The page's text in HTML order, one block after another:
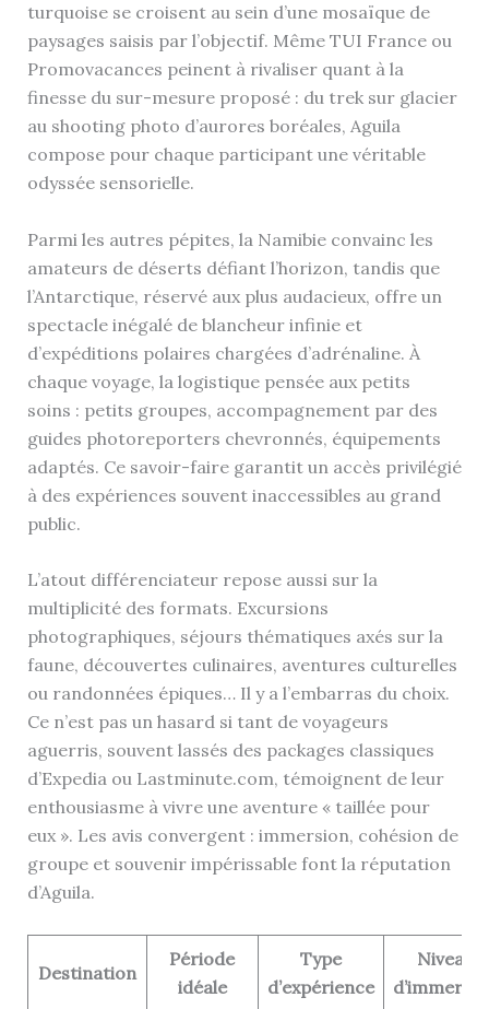
turquoise se croisent au sein d’une mosaïque de
paysages saisis par l’objectif. Même TUI France ou
Promovacances peinent à rivaliser quant à la
finesse du sur-mesure proposé : du trek sur glacier
au shooting photo d’aurores boréales, Aguila
compose pour chaque participant une véritable
odyssée sensorielle.
Parmi les autres pépites, la Namibie convainc les
amateurs de déserts défiant l’horizon, tandis que
l’Antarctique, réservé aux plus audacieux, offre un
spectacle inégalé de blancheur infinie et
d’expéditions polaires chargées d’adrénaline. À
chaque voyage, la logistique pensée aux petits
soins : petits groupes, accompagnement par des
guides photoreporters chevronnés, équipements
adaptés. Ce savoir-faire garantit un accès privilégié
à des expériences souvent inaccessibles au grand
public.
L’atout différenciateur repose aussi sur la
multiplicité des formats. Excursions
photographiques, séjours thématiques axés sur la
faune, découvertes culinaires, aventures culturelles
ou randonnées épiques… Il y a l’embarras du choix.
Ce n’est pas un hasard si tant de voyageurs
aguerris, souvent lassés des packages classiques
d’Expedia ou Lastminute.com, témoignent de leur
enthousiasme à vivre une aventure « taillée pour
eux ». Les avis convergent : immersion, cohésion de
groupe et souvenir impérissable font la réputation
d’Aguila.
Destination
Période
idéale
Type
d’expérience
Niveau